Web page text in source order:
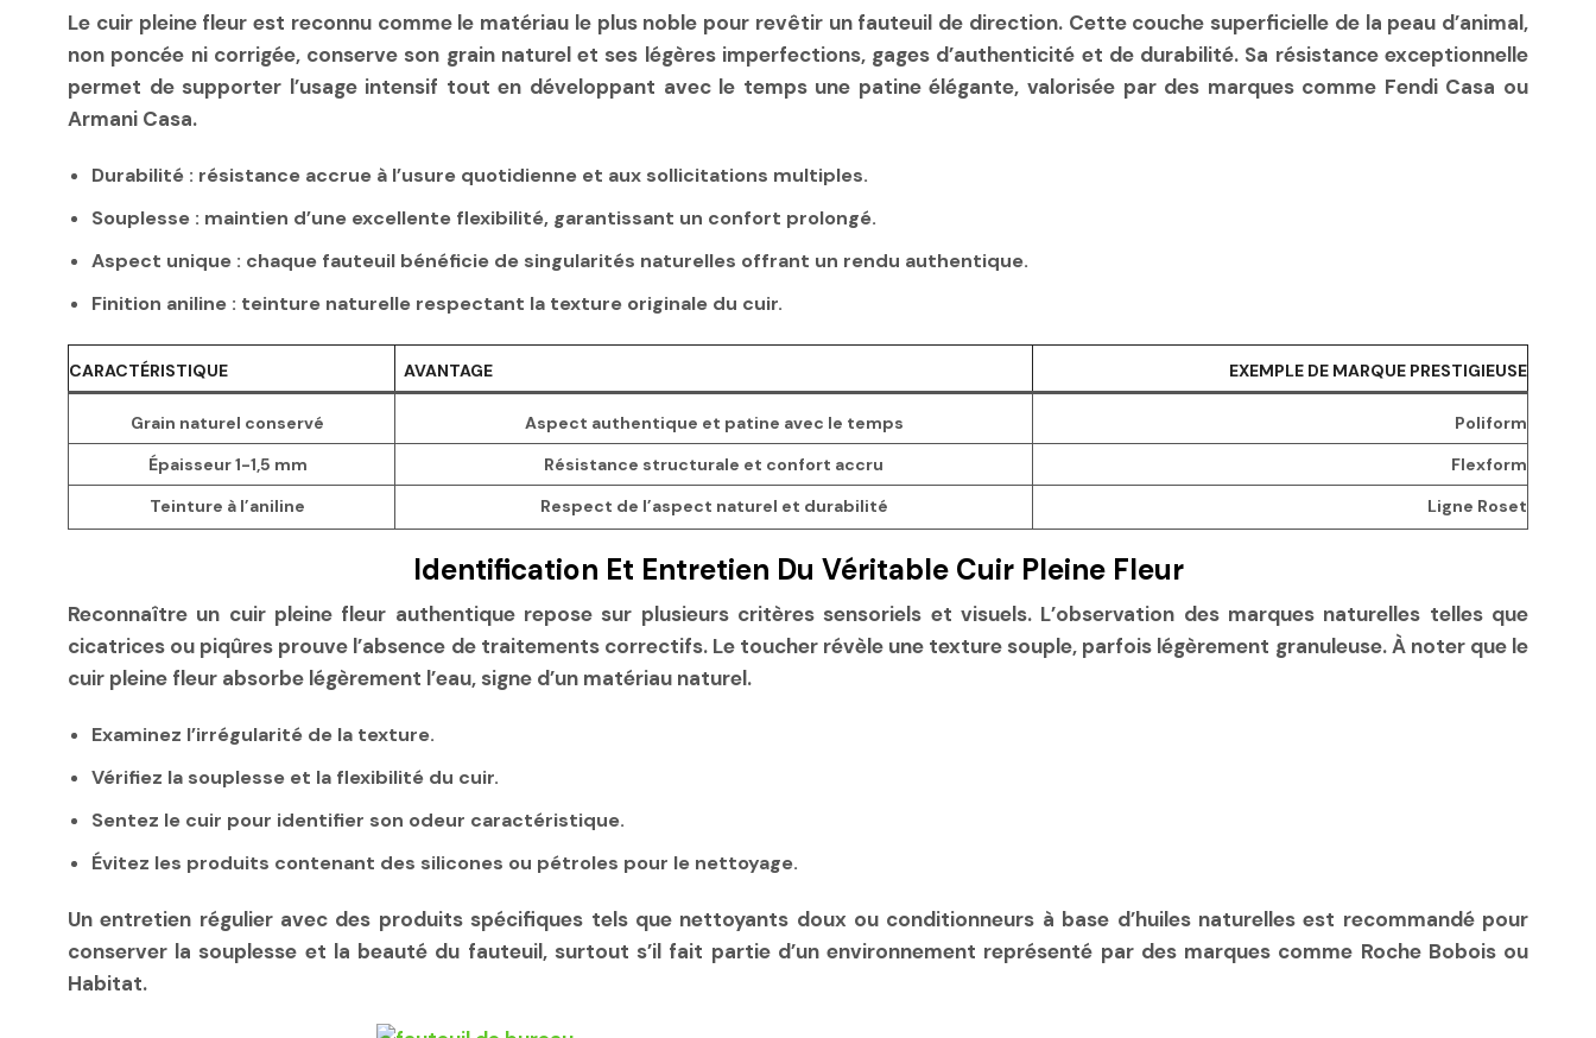
Le cuir pleine fleur est reconnu comme le matériau le plus noble pour revêtir un fauteuil de direction. Cette couche superficielle de la peau d’animal,
non poncée ni corrigée, conserve son grain naturel et ses légères imperfections, gages d’authenticité et de durabilité. Sa résistance exceptionnelle
permet de supporter l’usage intensif tout en développant avec le temps une patine élégante, valorisée par des marques comme Fendi Casa ou
Armani Casa.
Durabilité : résistance accrue à l’usure quotidienne et aux sollicitations multiples.
Souplesse : maintien d’une excellente flexibilité, garantissant un confort prolongé.
Aspect unique : chaque fauteuil bénéficie de singularités naturelles offrant un rendu authentique.
Finition aniline : teinture naturelle respectant la texture originale du cuir.
CARACTÉRISTIQUE AVANTAGE EXEMPLE DE MARQUE PRESTIGIEUSE
Grain naturel conservé Aspect authentique et patine avec le temps
Poliform
Épaisseur 1-1,5 mm
Résistance structurale et confort accru
Flexform
Teinture à l’aniline
Respect de l’aspect naturel et durabilité Ligne Roset
Identification Et Entretien Du Véritable Cuir Pleine Fleur
Reconnaître un cuir pleine fleur authentique repose sur plusieurs critères sensoriels et visuels. L’observation des marques naturelles telles que
cicatrices ou piqûres prouve l’absence de traitements correctifs. Le toucher révèle une texture souple, parfois légèrement granuleuse. À noter que le
cuir pleine fleur absorbe légèrement l’eau, signe d’un matériau naturel.
Examinez l’irrégularité de la texture.
Vérifiez la souplesse et la flexibilité du cuir.
Sentez le cuir pour identifier son odeur caractéristique.
Évitez les produits contenant des silicones ou pétroles pour le nettoyage.
Un entretien régulier avec des produits spécifiques tels que nettoyants doux ou conditionneurs à base d’huiles naturelles est recommandé pour
conserver la souplesse et la beauté du fauteuil, surtout s’il fait partie d’un environnement représenté par des marques comme Roche Bobois ou
Habitat.